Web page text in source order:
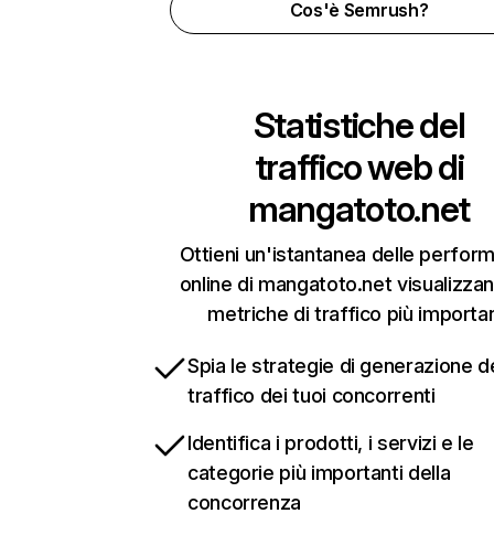
Cos'è Semrush?
Statistiche del
traffico web di
mangatoto.net
Ottieni un'istantanea delle
online di mangatoto.net
metriche di traffico più
Spia le strategie di generazione
traffico dei tuoi concorrenti
Identifica i prodotti, i servizi e le
categorie più importanti della
concorrenza